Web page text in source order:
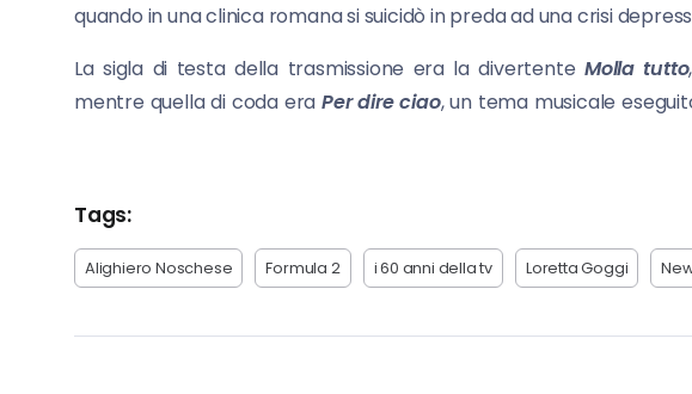
quando in una clinica romana si suicidò in preda ad una crisi
La sigla di testa della trasmissione era la divertente Molla tutto
mentre quella di coda eraPer dire ciao, un tema musicale
Tags:
Alighiero Noschese Formula 2 i 60 anni della tv Loretta Goggi